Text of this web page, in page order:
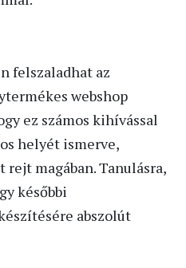
felszaladhat az
webshop
ez számos kihívással
helyét ismerve,
magában. Tanulásra,
későbbi
abszolút